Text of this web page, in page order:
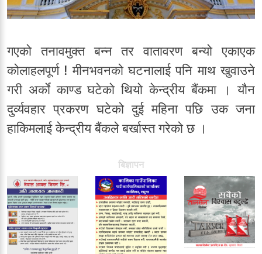
गएको तनावमुक्त बन्न तर वातावरण बन्यो एकाएक
कोलाहलपूर्ण ! मीनभवनको घटनालाई पनि माथ खुवाउने
गरी अर्काे काण्ड घटेको थियो केन्द्रीय बैंकमा । यौन
दुर्व्यवहार प्रकरण घटेको दुई महिना पछि उक जना
हाकिमलाई केन्द्रीय बैंकले बर्खास्त गरेको छ ।
बिज्ञापन